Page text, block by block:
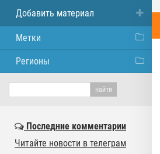
Добавить материал
Метки
Регионы
Последние комментарии
Читайте новости в телеграм